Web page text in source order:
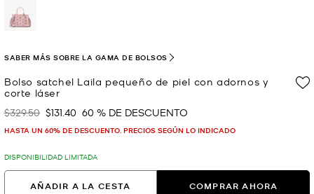
Bolso satchel Laila pequeño de piel con adornos y
corte láser
Era
$329.50 Ahora
$131.40 60 % DE DESCUENTO
HASTA UN 60% DE DESCUENTO. PRECIOS SEGÚN LO INDICADO
SABER MÁS SOBRE LA GAMA DE BOLSOS
DISPONIBILIDAD LIMITADA
AÑADIR A LA CESTA COMPRAR AHORA